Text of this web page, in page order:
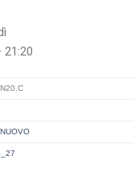
21:20
,NUOVO